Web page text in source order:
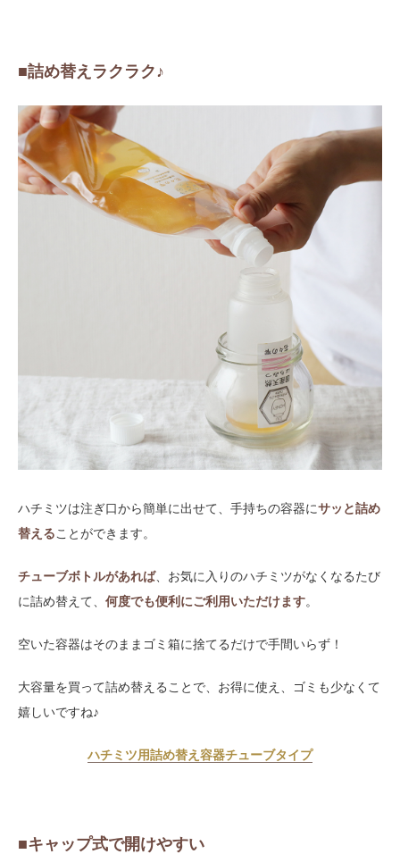
■詰め替えラクラク♪
ハチミツは注ぎ口から簡単に出せて、手持ちの容器にサッと詰め
替えることができます。
チューブボトルがあれば、お気に入りのハチミツがなくなるたび
に詰め替えて、 何度でも便利にご利用いただけます。
空いた容器はそのままゴミ箱に捨てるだけで手間いらず！
大容量を買って詰め替えることで、お得に使え、ゴミも少なくて
嬉しいですね♪
ハチミツ用詰め替え容器チューブタイプ
■キャップ式で開けやすい